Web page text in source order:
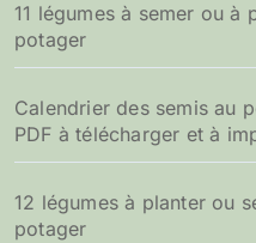
11 légumes à semer ou à
potager
Calendrier des semis au
PDF à télécharger et à
12 légumes à planter ou
potager